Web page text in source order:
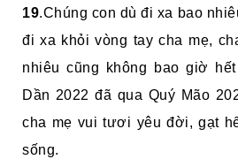
19.Chúng con dù đi xa bao
đi xa khỏi vòng tay cha mẹ,
nhiêu cũng không bao giờ
Dần 2022 đã qua Quý Mão
cha mẹ vui tươi yêu đời, gạt
sống.